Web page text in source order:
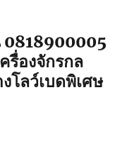
0818900005
รื่องจักรกล
โลว์เบดพิเศษ